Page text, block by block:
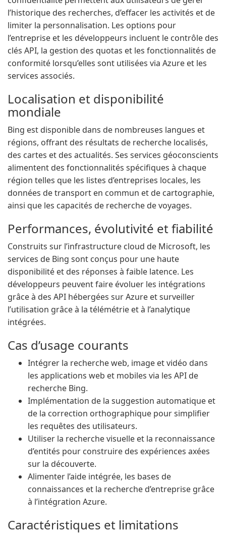
l’historique des recherches, d’effacer les activités et de
limiter la personnalisation. Les options pour
l’entreprise et les développeurs incluent le contrôle des
clés API, la gestion des quotas et les fonctionnalités de
conformité lorsqu’elles sont utilisées via Azure et les
services associés.
Localisation et disponibilité
mondiale
Bing est disponible dans de nombreuses langues et
régions, offrant des résultats de recherche localisés,
des cartes et des actualités. Ses services géoconscients
alimentent des fonctionnalités spécifiques à chaque
région telles que les listes d’entreprises locales, les
données de transport en commun et de cartographie,
ainsi que les capacités de recherche de voyages.
Performances, évolutivité et fiabilité
Construits sur l’infrastructure cloud de Microsoft, les
services de Bing sont conçus pour une haute
disponibilité et des réponses à faible latence. Les
développeurs peuvent faire évoluer les intégrations
grâce à des API hébergées sur Azure et surveiller
l’utilisation grâce à la télémétrie et à l’analytique
intégrées.
Cas d’usage courants
Intégrer la recherche web, image et vidéo dans
les applications web et mobiles via les API de
recherche Bing.
Implémentation de la suggestion automatique et
de la correction orthographique pour simplifier
les requêtes des utilisateurs.
Utiliser la recherche visuelle et la reconnaissance
d’entités pour construire des expériences axées
sur la découverte.
Alimenter l’aide intégrée, les bases de
connaissances et la recherche d’entreprise grâce
à l’intégration Azure.
Caractéristiques et limitations